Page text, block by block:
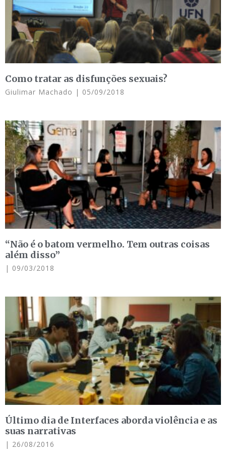
Como tratar as disfunções sexuais?
Giulimar Machado 05/09/2018
“Não é o batom vermelho. Tem outras coisas
além disso”
09/03/2018
Último dia de Interfaces aborda violência e as
suas narrativas
26/08/2016